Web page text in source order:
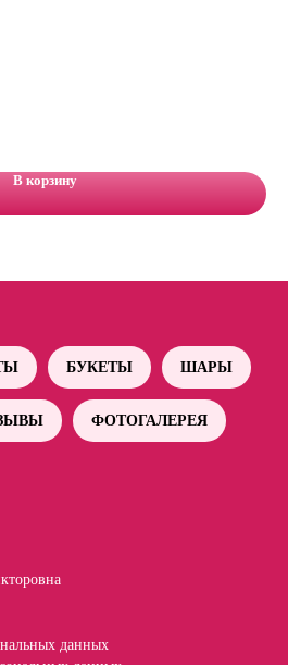
В корзину
БУКЕТЫ ШАРЫ
ФОТОГАЛЕРЕЯ
данных